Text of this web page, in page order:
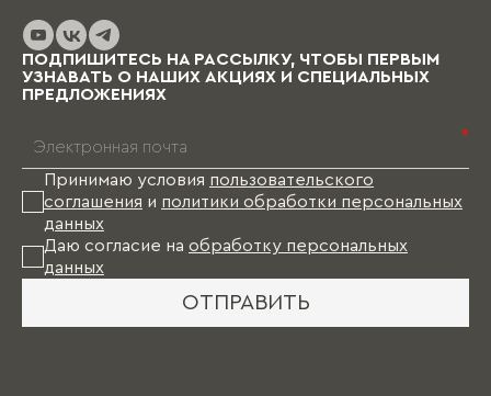
ПОДПИШИТЕСЬ НА РАССЫЛКУ, ЧТОБЫ ПЕРВЫМ
УЗНАВАТЬ О НАШИХ АКЦИЯХ И СПЕЦИАЛЬНЫХ
ПРЕДЛОЖЕНИЯХ
*
Принимаю условия пользовательского
соглашения и политики обработки персональных
данных
Даю согласие на обработку персональных
данных
ОТПРАВИТЬ